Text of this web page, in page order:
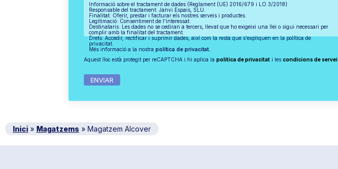
Informació sobre el tractament de dades (Reglament (UE) 2016/679 i LO 3/2018)
Responsable del tractament: Janvi Espais, SLU.
Finalitat: Oferir, prestar i facturar els nostres serveis i productes.
Legitimació: Consentiment de l'interessat.
Destinataris: Les dades no se cediran a tercers, llevat que ho exigeixi una llei o sigui necessari per
complir amb la finalitat del tractament.
Drets: Accedir, rectificar i suprimir dades, així com la resta que s'expliquen en la política de
privacitat.
Més informació a la nostrapolítica de privacitat.
Aquest lloc està protegit per reCAPTCHA i hi aplica lapolítica de privacitat i lescondicions de servei
Inici » Magatzems » Magatzem Alcover